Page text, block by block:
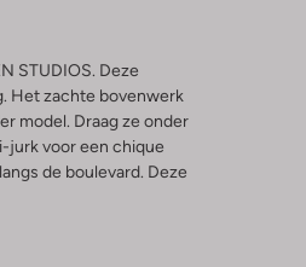
STUDIOS. Deze
Het zachte bovenwerk
model. Draag ze onder
jurk voor een chique
de boulevard. Deze